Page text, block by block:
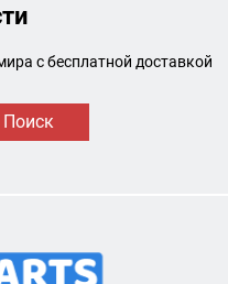
с бесплатной доставкой
Поиск